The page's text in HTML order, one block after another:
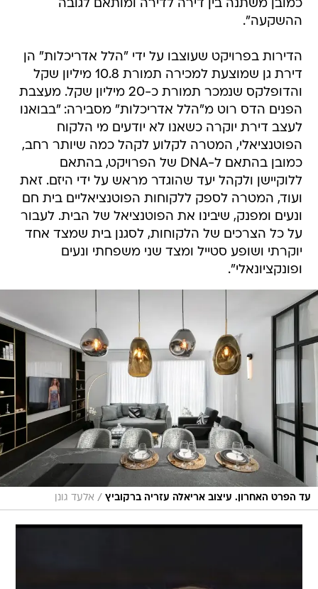
כמובן משתנה בין דירה לדירה ומותאם לגובה
ההשקעה".
הדירות בפרויקט שעוצבו על ידי "הלל אדריכלות" הן
דירת גן שמוצעת למכירה תמורת 10.8 מיליון שקל
והדופלקס שנמכר תמורת כ-20 מיליון שקל. מעצבת
הפנים הדס רוט מ"הלל אדריכלות" מסבירה: "בבואנו
לעצב דירת יוקרה כשאנו לא יודעים מי הלקוח
הפוטנציאלי, המטרה לקלוע לקהל כמה שיותר רחב,
כמובן בהתאם ל-DNA של הפרויקט, בהתאם
ללוקיישן ולקהל יעד שהוגדר מראש על ידי היזם. זאת
ועוד, המטרה לספק ללקוחות הפוטנציאליים בית חם
ונעים ומפנק, שיבינו את הפוטנציאל של הבית. לעבור
על כל הצרכים של הלקוחות, לסגנן בית שמצד אחד
יוקרתי ושופע סטייל ומצד שני משפחתי ונעים
ופונקציונאלי".
עד הפרט האחרון. עיצוב אריאלה עזריה ברקוביץ / אלעד גונן